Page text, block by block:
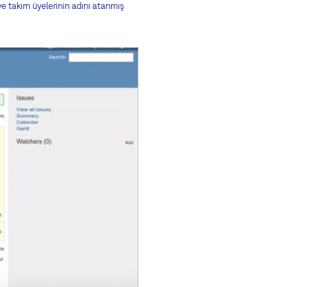
takım üyelerinin adını atanmış